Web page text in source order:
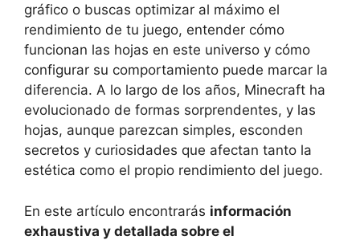
gráfico o buscas optimizar al máximo el
rendimiento de tu juego, entender cómo
funcionan las hojas en este universo y cómo
configurar su comportamiento puede marcar la
diferencia. A lo largo de los años, Minecraft ha
evolucionado de formas sorprendentes, y las
hojas, aunque parezcan simples, esconden
secretos y curiosidades que afectan tanto la
estética como el propio rendimiento del juego.
En este artículo encontrarás información
exhaustiva y detallada sobre el